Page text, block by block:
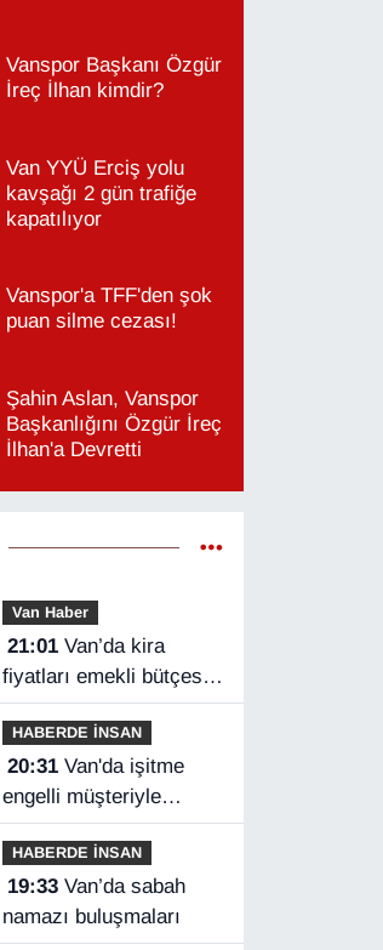
Vanspor Başkanı Özgür
İreç İlhan kimdir?
Van YYÜ Erciş yolu
kavşağı 2 gün trafiğe
kapatılıyor
Vanspor'a TFF'den şok
puan silme cezası!
Şahin Aslan, Vanspor
Başkanlığını Özgür İreç
İlhan'a Devretti
Van Haber
21:01Van’da kira
fiyatları emekli bütçesini
zorluyor
HABERDE İNSAN
20:31Van'da işitme
engelli müşteriyle
halaylı pazarlık
gülümsetti
HABERDE İNSAN
19:33Van’da sabah
namazı buluşmaları